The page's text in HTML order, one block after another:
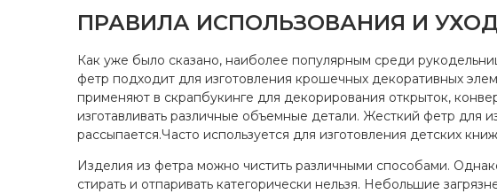
ПРАВИЛА ИСПОЛЬЗОВАНИЯ И
Как уже было сказано, наиболее популярным среди
фетр подходит для изготовления крошечных декоративных
применяют в скрапбукинге для декорирования открыток,
изготавливать различные объемные детали. Жесткий фетр
рассыпается.Часто используется для изготовления детских
Изделия из фетра можно чистить различными способами.
стирать и отпаривать категорически нельзя. Небольшие